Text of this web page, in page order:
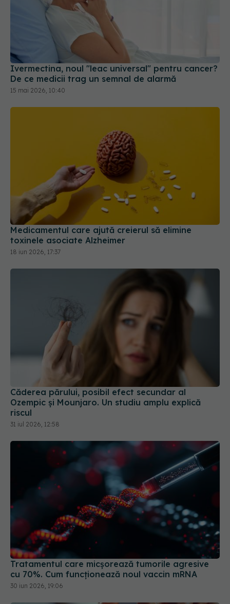
Ivermectina, noul "leac universal" pentru cancer?
De ce medicii trag un semnal de alarmă
15 mai 2026, 10:40
Medicamentul care ajută creierul să elimine
toxinele asociate Alzheimer
18 iun 2026, 17:37
Căderea părului, posibil efect secundar al
Ozempic și Mounjaro. Un studiu amplu explică
riscul
31 iul 2026, 12:58
Tratamentul care micșorează tumorile agresive
cu 70%. Cum funcționează noul vaccin mRNA
30 iun 2026, 19:06